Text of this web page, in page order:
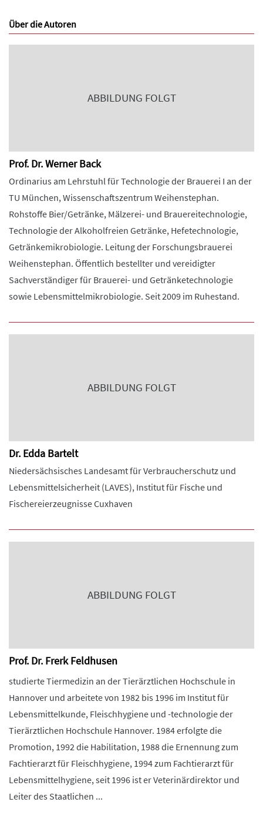
Über die Autoren
ABBILDUNG FOLGT
Prof. Dr. Werner Back
Ordinarius am Lehrstuhl für Technologie der Brauerei I an der
TU München, Wissenschaftszentrum Weihenstephan.
Rohstoffe Bier/Getränke, Mälzerei- und Brauereitechnologie,
Technologie der Alkoholfreien Getränke, Hefetechnologie,
Getränkemikrobiologie. Leitung der Forschungsbrauerei
Weihenstephan. Öffentlich bestellter und vereidigter
Sachverständiger für Brauerei- und Getränketechnologie
sowie Lebensmittelmikrobiologie. Seit 2009 im Ruhestand.
ABBILDUNG FOLGT
Dr. Edda Bartelt
Niedersächsisches Landesamt für Verbraucherschutz und
Lebensmittelsicherheit (LAVES), Institut für Fische und
Fischereierzeugnisse Cuxhaven
ABBILDUNG FOLGT
Prof. Dr. Frerk Feldhusen
studierte Tiermedizin an der Tierärztlichen Hochschule in
Hannover und arbeitete von 1982 bis 1996 im Institut für
Lebensmittelkunde, Fleischhygiene und -technologie der
Tierärztlichen Hochschule Hannover. 1984 erfolgte die
Promotion, 1992 die Habilitation, 1988 die Ernennung zum
Fachtierarzt für Fleischhygiene, 1994 zum Fachtierarzt für
Lebensmittelhygiene, seit 1996 ist er Veterinärdirektor und
Leiter des Staatlichen ...